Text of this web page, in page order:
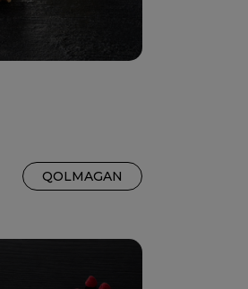
QOLMAGAN